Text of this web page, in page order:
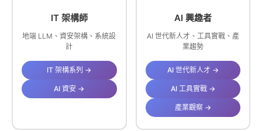
IT 架構師
地端 LLM、資安架構、系統設
計
IT 架構系列 →
AI 資安 →
AI 興趣者
AI 世代新人才、工具實戰、產
業趨勢
AI 世代新人才 →
AI 工具實戰 →
產業觀察 →